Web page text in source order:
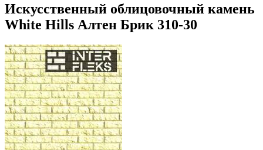
Искусственный облицовочный камень
White Hills Алтен Брик 310-30